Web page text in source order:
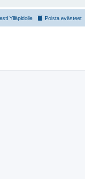
Poista evästeet
Ylläpidolle